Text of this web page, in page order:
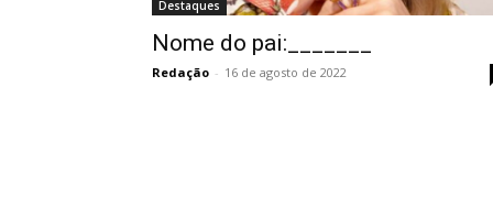
Destaques
Nome do pai:_______
Redação - 16 de agosto de 2022